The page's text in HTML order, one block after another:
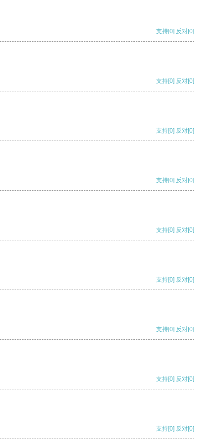
支持[0] 反对[0]
支持[0] 反对[0]
支持[0] 反对[0]
支持[0] 反对[0]
支持[0] 反对[0]
支持[0] 反对[0]
支持[0] 反对[0]
支持[0] 反对[0]
支持[0] 反对[0]